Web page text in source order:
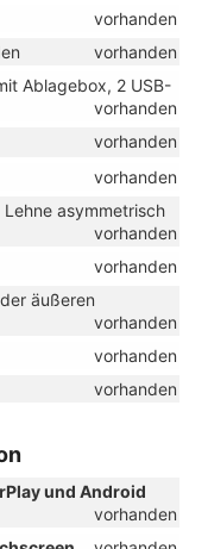
vorhanden
vorhanden
Ablagebox, 2 USB-
vorhanden
vorhanden
vorhanden
asymmetrisch
vorhanden
vorhanden
äußeren
vorhanden
vorhanden
vorhanden
und Android
vorhanden